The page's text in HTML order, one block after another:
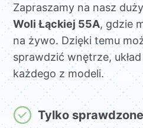
Zapraszamy na nasz
Woli Łąckiej 55A, gdzie
na żywo. Dzięki temu
sprawdzić wnętrze,
każdego z modeli.
Tylko